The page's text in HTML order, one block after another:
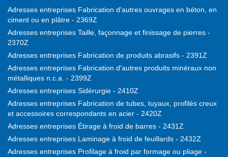
Adresses entreprises Fabrication d'autres ouvrages en béton, en
ciment ou en plâtre - 2369Z
Adresses entreprises Taille, façonnage et finissage de pierres -
2370Z
Adresses entreprises Fabrication de produits abrasifs - 2391Z
Adresses entreprises Fabrication d'autres produits minéraux non
métalliques n.c.a. - 2399Z
Adresses entreprises Sidérurgie - 2410Z
Adresses entreprises Fabrication de tubes, tuyaux, profilés creux
et accessoires correspondants en acier - 2420Z
Adresses entreprises Étirage à froid de barres - 2431Z
Adresses entreprises Laminage à froid de feuillards - 2432Z
Adresses entreprises Profilage à froid par formage ou pliage -